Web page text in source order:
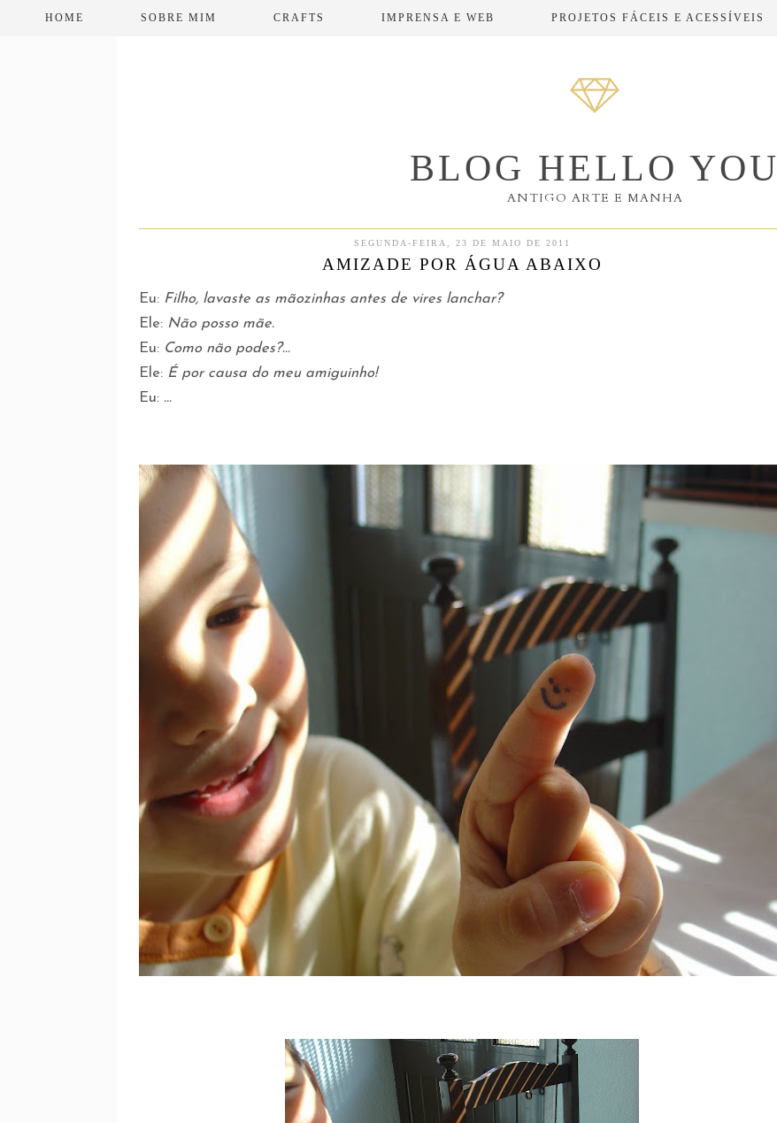
HOME SOBRE MIM CRAFTS IMPRENSA E WEB PROJETOS FÁCEIS E ACESSÍVEIS
BLOG HELLO YOU
ANTIGO ARTE E MANHA
SEGUNDA-FEIRA, 23 DE MAIO DE 2011
AMIZADE POR ÁGUA ABAIXO
Eu: Filho, lavaste as mãozinhas antes de vires lanchar?
Ele: Não posso mãe.
Eu: Como não podes?...
Ele: É por causa do meu amiguinho!
Eu: ...